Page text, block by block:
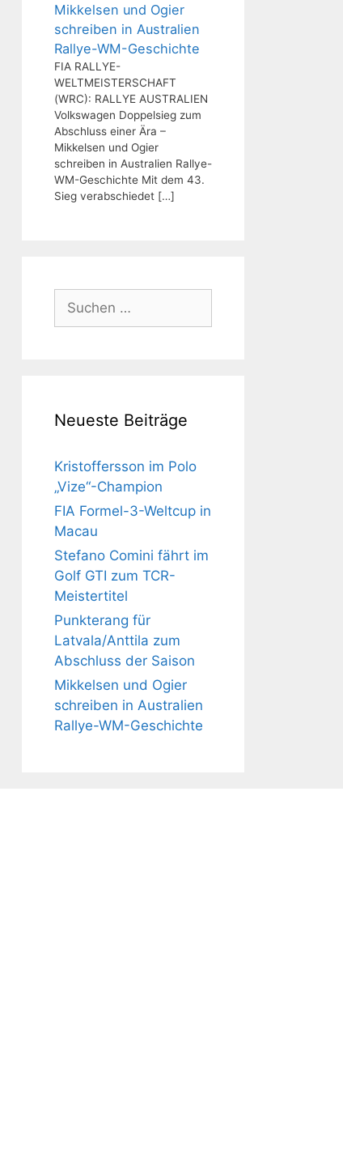
Mikkelsen und Ogier
schreiben in Australien
Rallye-WM-Geschichte
FIA RALLYE-
WELTMEISTERSCHAFT
(WRC): RALLYE AUSTRALIEN
Volkswagen Doppelsieg zum
Abschluss einer Ära –
Mikkelsen und Ogier
schreiben in Australien Rallye-
WM-Geschichte Mit dem 43.
Sieg verabschiedet […]
nach:
Neueste Beiträge
Kristoffersson im Polo
„Vize“-Champion
FIA Formel-3-Weltcup in
Macau
Stefano Comini fährt im
Golf GTI zum TCR-
Meistertitel
Punkterang für
Latvala/Anttila zum
Abschluss der Saison
Mikkelsen und Ogier
schreiben in Australien
Rallye-WM-Geschichte